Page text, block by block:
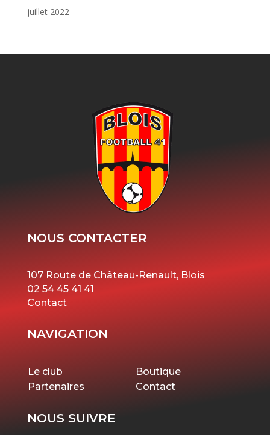
juillet 2022
NOUS CONTACTER
107 Route de Château-Renault, Blois
02 54 45 41 41
Contact
NAVIGATION
Le club
Boutique
Partenaires
Contact
NOUS SUIVRE